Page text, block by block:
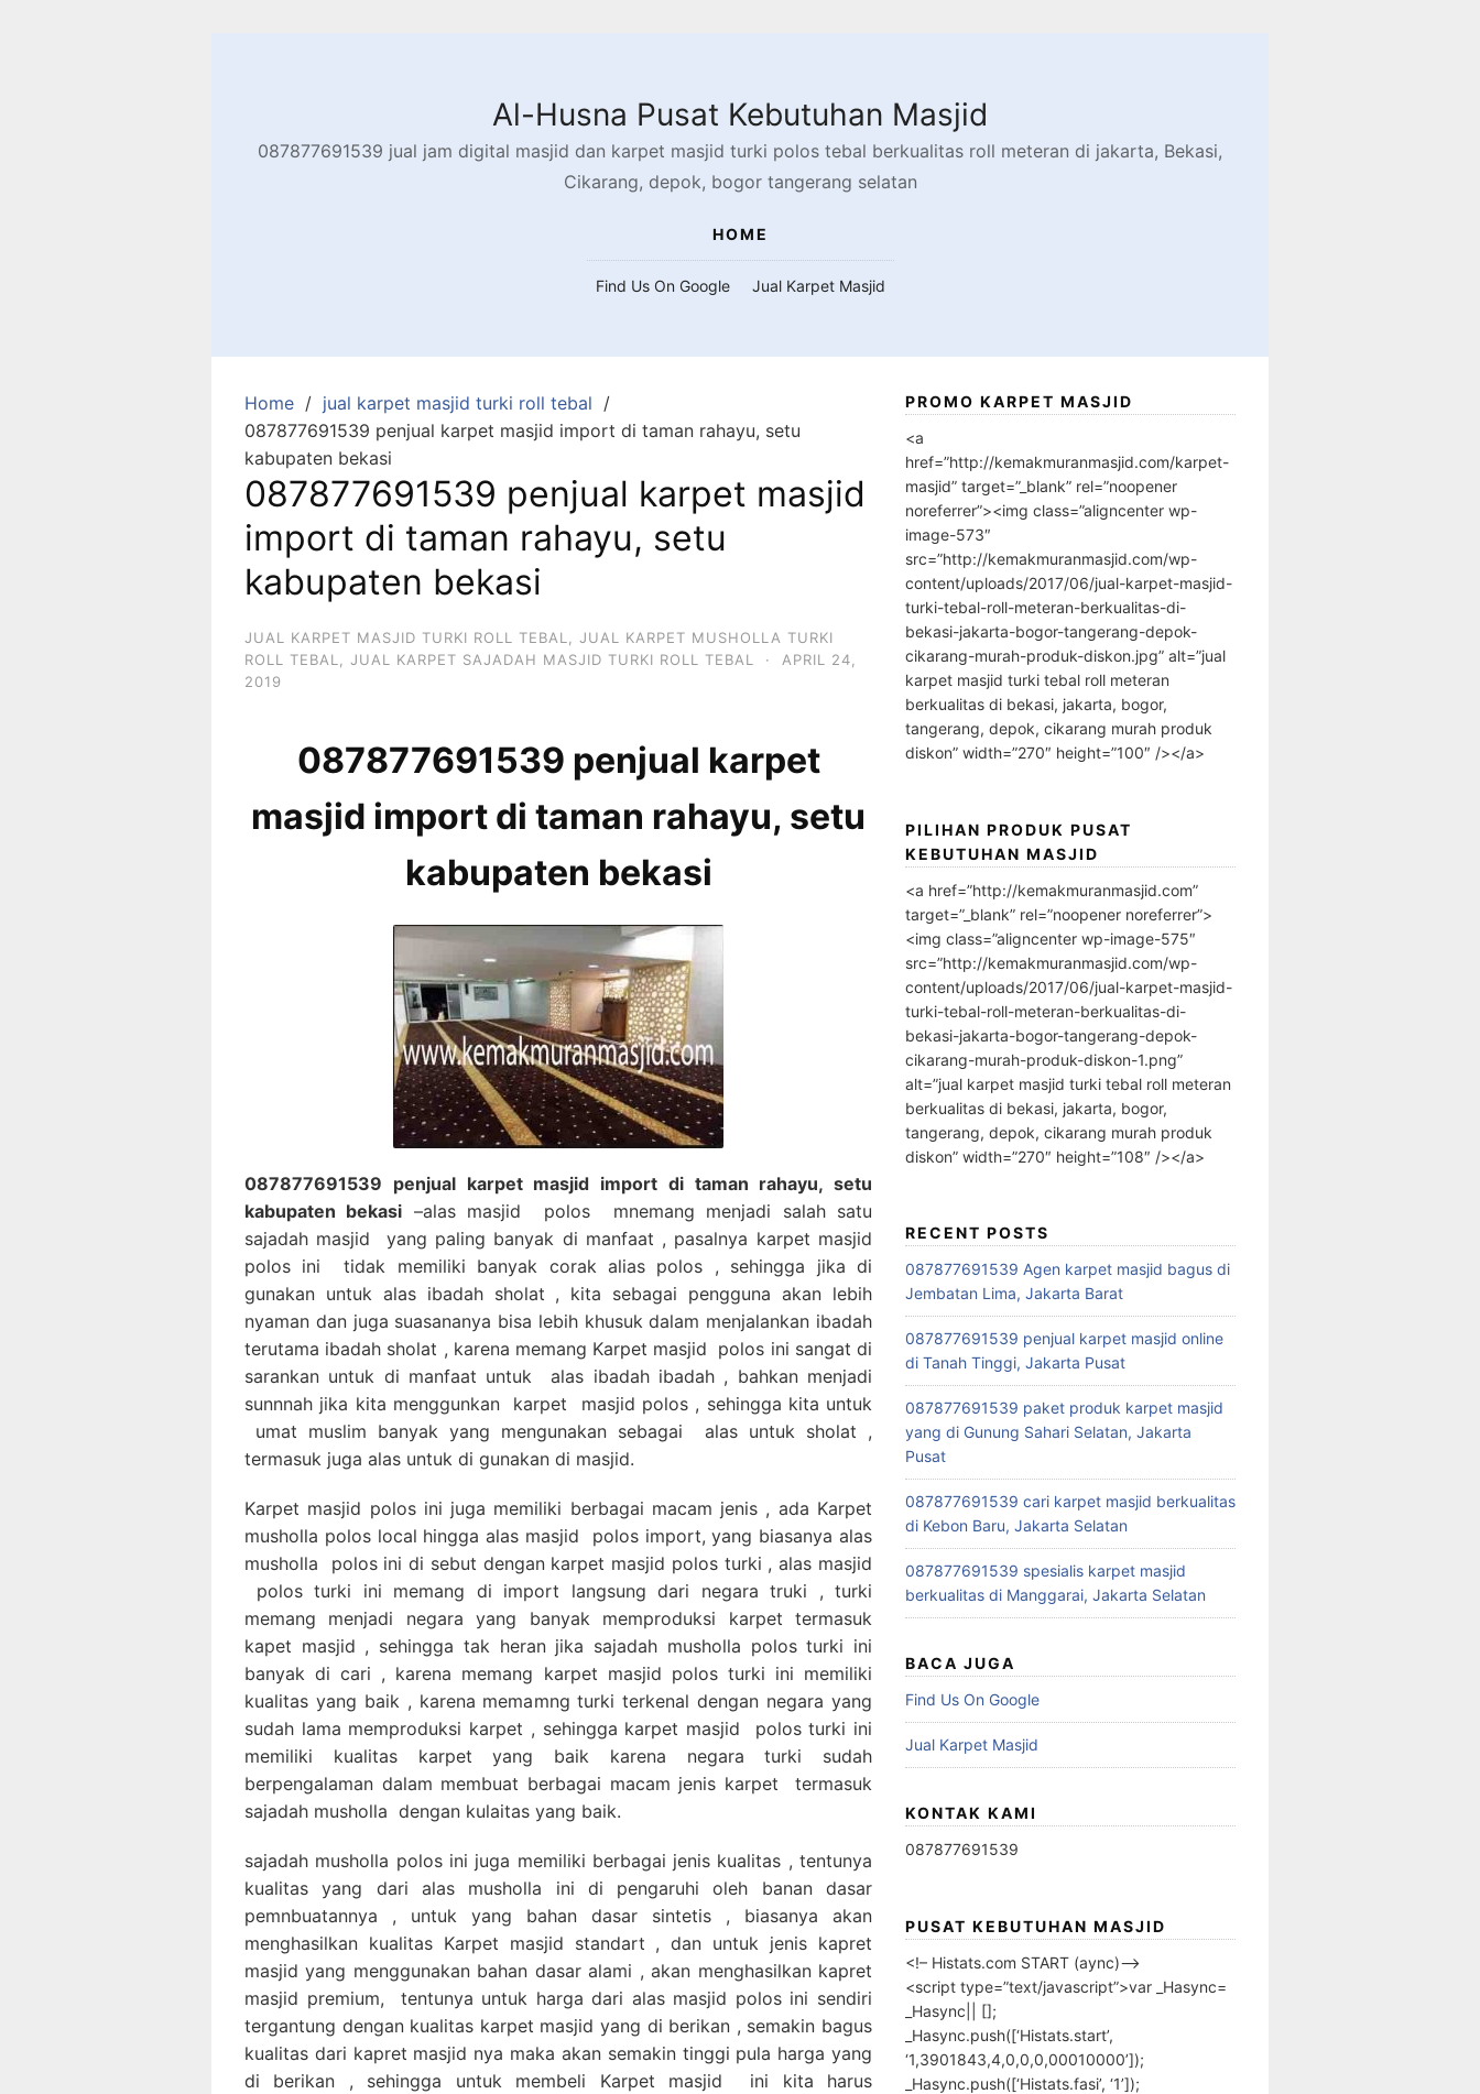
Al-Husna Pusat Kebutuhan Masjid
087877691539 jual jam digital masjid dan karpet masjid turki polos tebal berkualitas roll meteran di jakarta, Bekasi,
Cikarang, depok, bogor tangerang selatan
HOME
Find Us On Google Jual Karpet Masjid
Home
jual karpet masjid turki roll tebal
087877691539 penjual karpet masjid import di taman rahayu, setu
kabupaten bekasi
087877691539 penjual karpet masjid
import di taman rahayu, setu
kabupaten bekasi
JUAL KARPET MASJID TURKI ROLL TEBAL
JUAL KARPET MUSHOLLA TURKI
ROLL TEBAL
JUAL KARPET SAJADAH MASJID TURKI ROLL TEBAL ·
APRIL 24,
2019
087877691539 penjual karpet
masjid import di taman rahayu, setu
kabupaten bekasi
087877691539 penjual karpet masjid import di taman rahayu, setu
kabupaten bekasi –alas masjid polos mnemang menjadi salah satu
sajadah masjid yang paling banyak di manfaat , pasalnya karpet masjid
polos ini tidak memiliki banyak corak alias polos , sehingga jika di
gunakan untuk alas ibadah sholat , kita sebagai pengguna akan lebih
nyaman dan juga suasananya bisa lebih khusuk dalam menjalankan ibadah
terutama ibadah sholat , karena memang Karpet masjid polos ini sangat di
sarankan untuk di manfaat untuk alas ibadah ibadah , bahkan menjadi
sunnnah jika kita menggunkan karpet masjid polos , sehingga kita untuk
umat muslim banyak yang mengunakan sebagai alas untuk sholat ,
termasuk juga alas untuk di gunakan di masjid.
Karpet masjid polos ini juga memiliki berbagai macam jenis , ada Karpet
musholla polos local hingga alas masjid polos import, yang biasanya alas
musholla polos ini di sebut dengan karpet masjid polos turki , alas masjid
polos turki ini memang di import langsung dari negara truki , turki
memang menjadi negara yang banyak memproduksi karpet termasuk
kapet masjid , sehingga tak heran jika sajadah musholla polos turki ini
banyak di cari , karena memang karpet masjid polos turki ini memiliki
kualitas yang baik , karena memamng turki terkenal dengan negara yang
sudah lama memproduksi karpet , sehingga karpet masjid polos turki ini
memiliki kualitas karpet yang baik karena negara turki sudah
berpengalaman dalam membuat berbagai macam jenis karpet termasuk
sajadah musholla dengan kulaitas yang baik.
sajadah musholla polos ini juga memiliki berbagai jenis kualitas , tentunya
kualitas yang dari alas musholla ini di pengaruhi oleh banan dasar
pemnbuatannya , untuk yang bahan dasar sintetis , biasanya akan
menghasilkan kualitas Karpet masjid standart , dan untuk jenis kapret
masjid yang menggunakan bahan dasar alami , akan menghasilkan kapret
masjid premium, tentunya untuk harga dari alas masjid polos ini sendiri
tergantung dengan kualitas karpet masjid yang di berikan , semakin bagus
kualitas dari kapret masjid nya maka akan semakin tinggi pula harga yang
di berikan , sehingga untuk membeli Karpet masjid ini kita harus
PROMO KARPET MASJID
<a
href=”http://kemakmuranmasjid.com/karpet-
masjid” target=”_blank” rel=”noopener
noreferrer”><img class=”aligncenter wp-
image-573″
src=”http://kemakmuranmasjid.com/wp-
content/uploads/2017/06/jual-karpet-masjid-
turki-tebal-roll-meteran-berkualitas-di-
bekasi-jakarta-bogor-tangerang-depok-
cikarang-murah-produk-diskon.jpg” alt=”jual
karpet masjid turki tebal roll meteran
berkualitas di bekasi, jakarta, bogor,
tangerang, depok, cikarang murah produk
diskon” width=”270″ height=”100″ /></a>
PILIHAN PRODUK PUSAT
KEBUTUHAN MASJID
<a href=”http://kemakmuranmasjid.com”
target=”_blank” rel=”noopener noreferrer”>
<img class=”aligncenter wp-image-575″
src=”http://kemakmuranmasjid.com/wp-
content/uploads/2017/06/jual-karpet-masjid-
turki-tebal-roll-meteran-berkualitas-di-
bekasi-jakarta-bogor-tangerang-depok-
cikarang-murah-produk-diskon-1.png”
alt=”jual karpet masjid turki tebal roll meteran
berkualitas di bekasi, jakarta, bogor,
tangerang, depok, cikarang murah produk
diskon” width=”270″ height=”108″ /></a>
RECENT POSTS
087877691539 Agen karpet masjid bagus di
Jembatan Lima, Jakarta Barat
087877691539 penjual karpet masjid online
di Tanah Tinggi, Jakarta Pusat
087877691539 paket produk karpet masjid
yang di Gunung Sahari Selatan, Jakarta
Pusat
087877691539 cari karpet masjid berkualitas
di Kebon Baru, Jakarta Selatan
087877691539 spesialis karpet masjid
berkualitas di Manggarai, Jakarta Selatan
BACA JUGA
Find Us On Google
Jual Karpet Masjid
KONTAK KAMI
087877691539
PUSAT KEBUTUHAN MASJID
<!– Histats.com START (aync)–>
<script type=”text/javascript”>var _Hasync=
_Hasync|| [];
_Hasync.push([‘Histats.start’,
‘1,3901843,4,0,0,0,00010000’]);
_Hasync.push([‘Histats.fasi’, ‘1’]);